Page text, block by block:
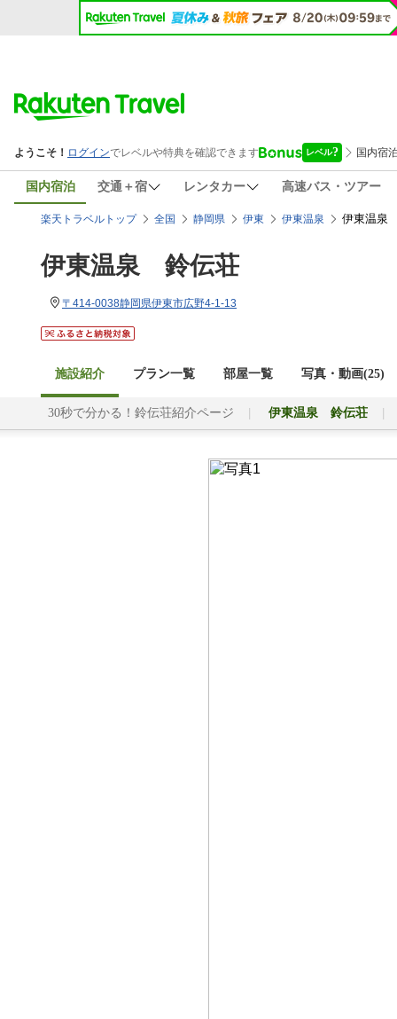
国内宿泊 交通＋宿 レンタカー 高速バス・ツアー
楽天トラベルトップ 全国 静岡県 伊東 伊東温泉 伊東温泉
伊東温泉 鈴伝荘
〒414-0038静岡県伊東市広野4-1-13
施設紹介 プラン一覧 部屋一覧 写真・動画(25)
30秒で分かる！鈴伝荘紹介ページ 伊東温泉 鈴伝荘